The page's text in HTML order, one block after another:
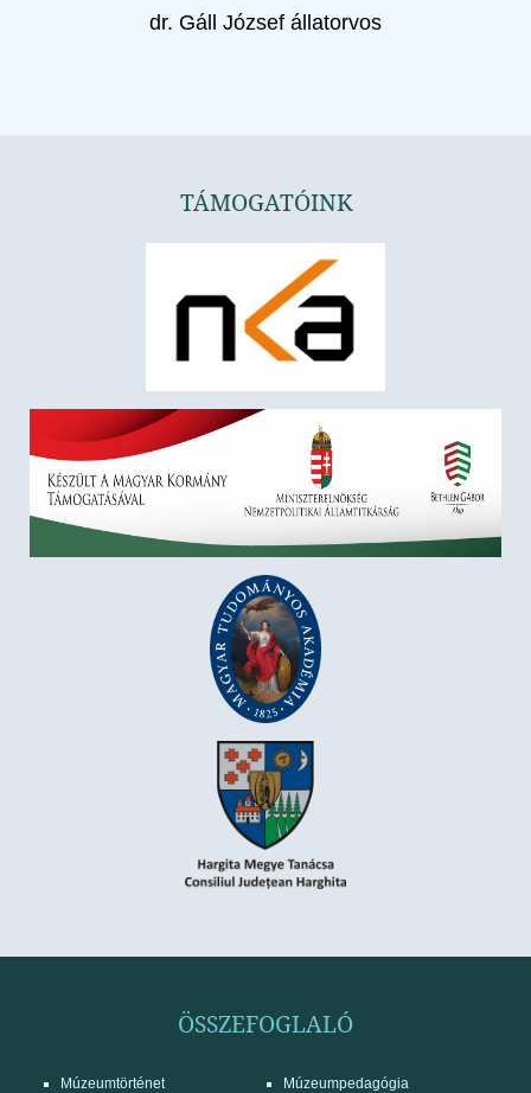
dr. Gáll József állatorvos
TÁMOGATÓINK
ÖSSZEFOGLALÓ
Múzeumtörténet Múzeumpedagógia